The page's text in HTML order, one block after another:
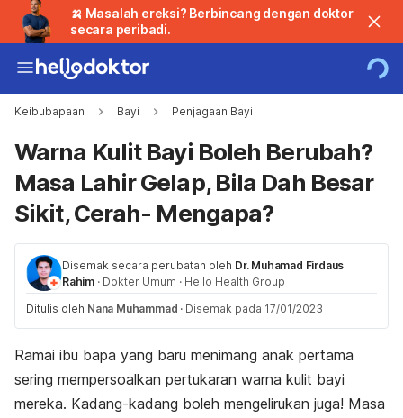
🍌 Masalah ereksi? Berbincang dengan doktor
secara peribadi.
Keibubapaan Bayi Penjagaan Bayi
Warna Kulit Bayi Boleh Berubah?
Masa Lahir Gelap, Bila Dah Besar
Sikit, Cerah- Mengapa?
Disemak secara perubatan oleh Dr. Muhamad Firdaus
Rahim · Dokter Umum · Hello Health Group
Ditulis oleh Nana Muhammad · Disemak pada 17/01/2023
Ramai ibu bapa yang baru menimang anak pertama
sering mempersoalkan pertukaran warna kulit bayi
mereka. Kadang-kadang boleh mengelirukan juga! Masa